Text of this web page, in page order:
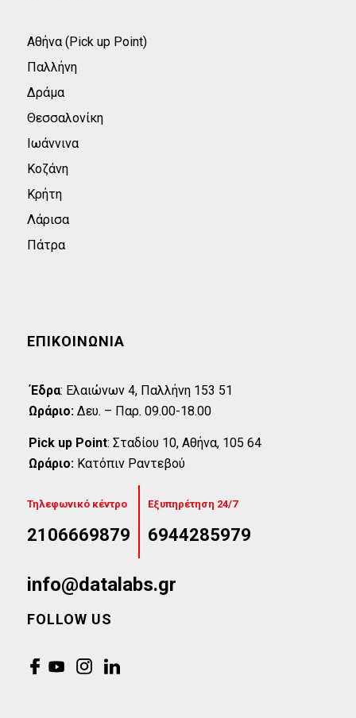
Αθήνα (Pick up Point)
Παλλήνη
Δράμα
Θεσσαλονίκη
Ιωάννινα
Κοζάνη
Κρήτη
Λάρισα
Πάτρα
ΕΠΙΚΟΙΝΩΝΊΑ
Έδρα: Eλαιώνων 4, Παλλήνη 153 51
Ωράριο: Δευ. – Παρ. 09.00-18.00
Pick up Point: Σταδίου 10, Αθήνα, 105 64
Ωράριο: Κατόπιν Ραντεβού
Τηλεφωνικό κέντρο
2106669879
Εξυπηρέτηση 24/7
6944285979
info@datalabs.gr
FOLLOW US